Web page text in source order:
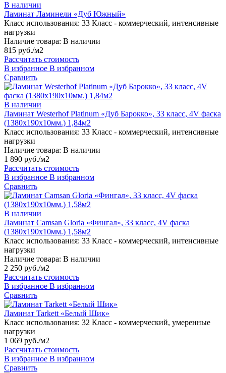
В наличии
Ламинат Ламинели «Дуб Южный»
Класс использования: 33 Класс - коммерческий, интенсивные
нагрузки
Наличие товара: В наличии
815 руб./м2
Рассчитать стоимость
В избранное В избранном
Сравнить
В наличии
Ламинат Westerhof Platinum «Дуб Барокко», 33 класс, 4V фаска
(1380х190х10мм.) 1,84м2
Класс использования: 33 Класс - коммерческий, интенсивные
нагрузки
Наличие товара: В наличии
1 890 руб./м2
Рассчитать стоимость
В избранное В избранном
Сравнить
В наличии
Ламинат Camsan Gloria «Фингал», 33 класс, 4V фаска
(1380х190х10мм.) 1,58м2
Класс использования: 33 Класс - коммерческий, интенсивные
нагрузки
Наличие товара: В наличии
2 250 руб./м2
Рассчитать стоимость
В избранное В избранном
Сравнить
Ламинат Tarkett «Белый Шик»
Класс использования: 32 Класс - коммерческий, умеренные
нагрузки
1 069 руб./м2
Рассчитать стоимость
В избранное В избранном
Сравнить